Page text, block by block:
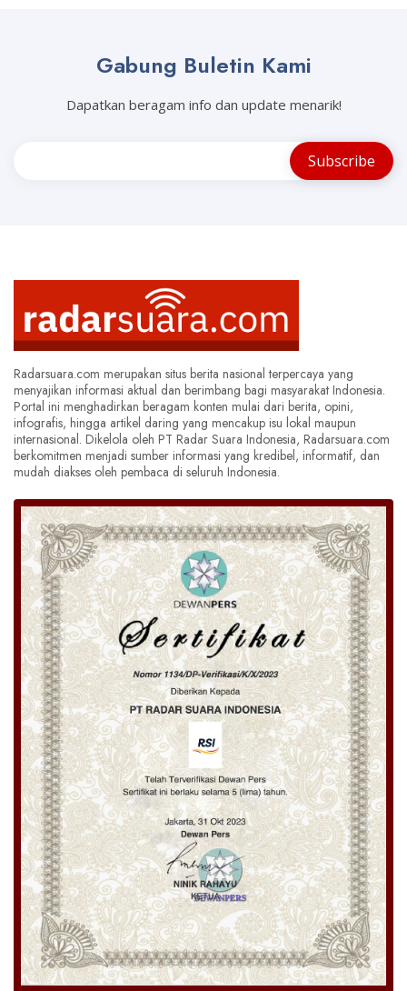
Gabung Buletin Kami
Dapatkan beragam info dan update menarik!
Radarsuara.com merupakan situs berita nasional terpercaya yang
menyajikan informasi aktual dan berimbang bagi masyarakat Indonesia.
Portal ini menghadirkan beragam konten mulai dari berita, opini,
infografis, hingga artikel daring yang mencakup isu lokal maupun
internasional. Dikelola oleh PT Radar Suara Indonesia, Radarsuara.com
berkomitmen menjadi sumber informasi yang kredibel, informatif, dan
mudah diakses oleh pembaca di seluruh Indonesia.